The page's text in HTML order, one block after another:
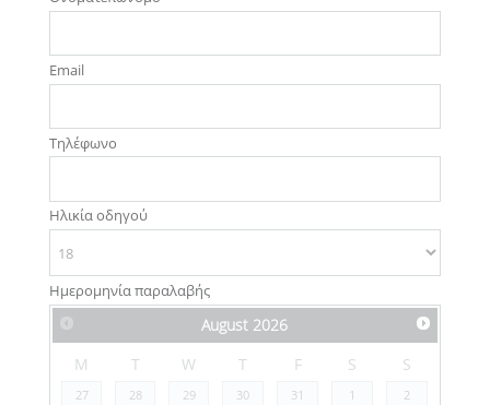
Email
Τηλέφωνο
Ηλικία οδηγού
Ημερομηνία παραλαβής
August 2026
M
T W T F S S
27 28 29 30 31 1 2